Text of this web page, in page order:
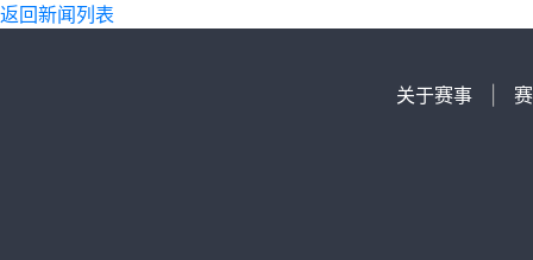
返回新闻列表
关于赛事